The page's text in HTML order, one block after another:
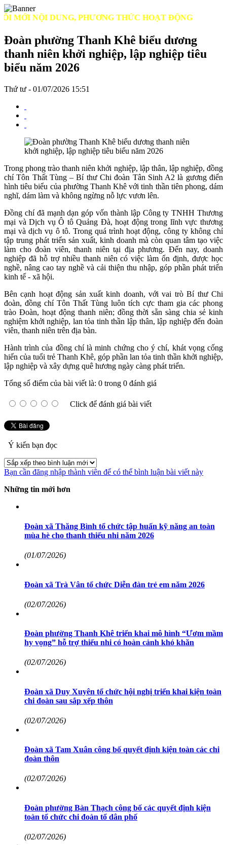
NỘI DUNG, PHƯƠNG THỨC HOẠT ĐỘNG
Đoàn phường Thanh Khê biểu dương
thanh niên khởi nghiệp, lập nghiệp tiêu
biểu năm 2026
Thứ tư - 01/07/2026 15:51
Trong phong trào thanh niên khởi nghiệp, lập thân, lập nghiệp, đồng
chí Tôn Thất Tùng – Bí thư Chi đoàn Tân Sinh A2 là gương điển
hình tiêu biểu của phường Thanh Khê với tinh thần tiên phong, dám
nghĩ, dám làm và không ngừng nỗ lực vươn lên.
Đồng chí đã mạnh dạn góp vốn thành lập Công ty TNHH Thương
mại và Dịch vụ Ô tô Quảng Đà, hoạt động trong lĩnh vực thương
mại và dịch vụ ô tô. Trong quá trình hoạt động, công ty không chỉ
tập trung phát triển sản xuất, kinh doanh mà còn quan tâm tạo việc
làm cho đoàn viên, thanh niên tại địa phương. Đến nay, doanh
nghiệp đã hỗ trợ nhiều thanh niên có việc làm ổn định, được học
nghề, nâng cao tay nghề và cải thiện thu nhập, góp phần phát triển
kinh tế - xã hội.
Bên cạnh hoạt động sản xuất kinh doanh, với vai trò Bí thư Chi
đoàn, đồng chí Tôn Thất Tùng luôn tích cực tham gia các phong
trào Đoàn, hoạt động thanh niên; đồng thời sẵn sàng chia sẻ kinh
nghiệm khởi nghiệp, lan tỏa tinh thần lập thân, lập nghiệp đến đoàn
viên, thanh niên trên địa bàn.
Hành trình của đồng chí là minh chứng cho ý chí, khát vọng cống
hiến của tuổi trẻ Thanh Khê, góp phần lan tỏa tinh thần khởi nghiệp,
lập nghiệp và xây dựng quê hương ngày càng phát triển.
Tổng số điểm của bài viết là: 0 trong 0 đánh giá
Click để đánh giá bài viết
Ý kiến bạn đọc
Bạn cần đăng nhập thành viên để có thể bình luận bài viết này
Những tin mới hơn
Đoàn xã Thăng Bình tổ chức tập huấn kỹ năng an toàn
mùa hè cho thanh thiếu nhi năm 2026
(01/07/2026)
Đoàn xã Trà Vân tổ chức Diễn đàn trẻ em năm 2026
(02/07/2026)
Đoàn phường Thanh Khê triển khai mô hình “Ươm mầm
hy vọng” hỗ trợ thiếu nhi có hoàn cảnh khó khăn
(02/07/2026)
Đoàn xã Duy Xuyên tổ chức hội nghị triển khai kiện toàn
chi đoàn sau sắp xếp thôn
(02/07/2026)
Đoàn xã Tam Xuân công bố quyết định kiện toàn các chi
đoàn thôn
(02/07/2026)
Đoàn phường Bàn Thạch công bố các quyết định kiện
toàn tổ chức chi đoàn tổ dân phố
(02/07/2026)